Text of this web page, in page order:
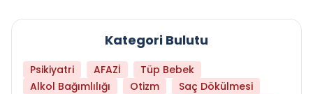
Kategori Bulutu
Psikiyatri AFAZİ
Tüp Bebek
Alkol Bağımlılığı
Otizm
Saç Dökülmesi